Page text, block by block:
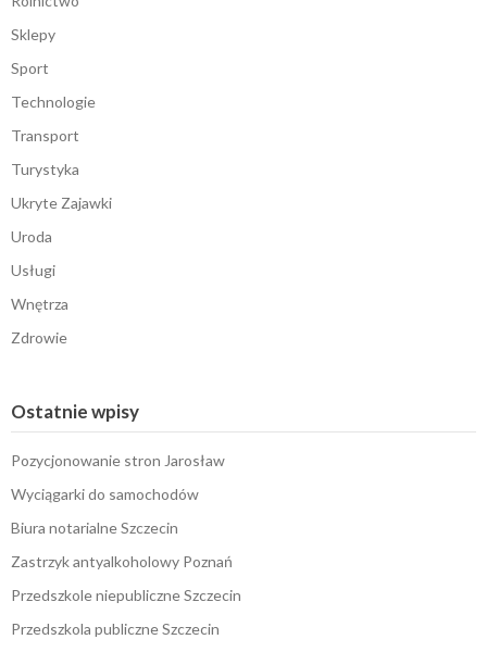
Sklepy
Sport
Technologie
Transport
Turystyka
Ukryte Zajawki
Uroda
Usługi
Wnętrza
Zdrowie
Ostatnie wpisy
Pozycjonowanie stron Jarosław
Wyciągarki do samochodów
Biura notarialne Szczecin
Zastrzyk antyalkoholowy Poznań
Przedszkole niepubliczne Szczecin
Przedszkola publiczne Szczecin